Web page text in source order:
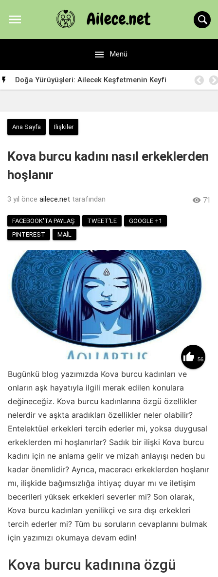

 Menü
 Doğa Yürüyüşleri: Ailecek Keşfetmenin Keyfi
Ana Sayfa İlişkiler
Kova burcu kadını nasıl erkeklerden
hoşlanır
3 yıl önce ailece.net tarafından  71
FACEBOOK'TA PAYLAŞ TWEET'LE
GOOGLE +1
PINTEREST
MAIL
 56
Bugünkü blog yazımızda Kova burcu kadınları ve
onların aşk hayatıyla ilgili merak edilen konulara
değineceğiz. Kova burcu kadınlarına özgü özellikler
nelerdir ve aşkta aradıkları özellikler neler olabilir?
Entelektüel erkekleri tercih ederler mi, yoksa duygusal
erkeklerden mi hoşlanırlar? Sadık bir ilişki Kova burcu
kadını için ne anlama gelir ve mizah anlayışı neden bu
kadar önemlidir? Ayrıca, maceracı erkeklerden hoşlanır
mı, ilişkide bağımsızlığa ihtiyaç duyar mı ve iletişim
becerileri yüksek erkekleri severler mi? Son olarak,
Kova burcu kadınları yenilikçi ve sıra dışı erkekleri
tercih ederler mi? Tüm bu soruların cevaplarını bulmak
için yazımızı okumaya devam edin!
Kova burcu kadınına özgü